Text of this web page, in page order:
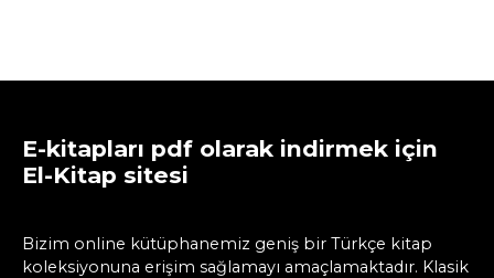
E-kitapları pdf olarak indirmek için
El-Kitap sitesi
Bizim online kütüphanemiz geniş bir Türkçe kitap
koleksiyonuna erişim sağlamayı amaçlamaktadır. Klasik